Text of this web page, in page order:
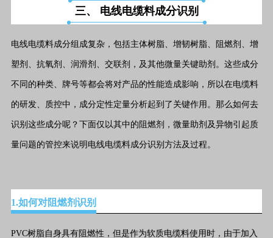
三、 电线电缆料成分识别
电线电缆料成分组成复杂，包括主体树脂、增韧树脂、阻燃剂、增
塑剂、抗氧剂、润滑剂、交联剂，及其他微量关键助剂。这些成分
不同的种类、牌号等都会将对产品的性能造成影响，所以在电缆料
的研发、质控中，成分定性定量分析起到了关键作用。那么如何去
识别这些成分呢？下面仅以其中的阻燃剂，微量助剂及异物引起质
量问题的管控来说明电线电缆料成分识别方法及过程。
1.如何对阻燃剂识别
PVC树脂自身具有阻燃性，但是作为软质电缆料使用时，由于加入